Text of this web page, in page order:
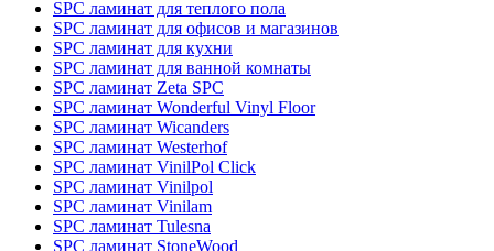
SPC ламинат для теплого пола
SPC ламинат для офисов и магазинов
SPC ламинат для кухни
SPC ламинат для ванной комнаты
SPC ламинат Zeta SPC
SPC ламинат Wonderful Vinyl Floor
SPC ламинат Wicanders
SPC ламинат Westerhof
SPC ламинат VinilPol Click
SPC ламинат Vinilpol
SPC ламинат Vinilam
SPC ламинат Tulesna
SPC ламинат StoneWood